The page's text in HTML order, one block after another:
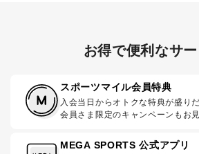
お得で便利なサ
スポーツマイル会員特典
入会当日からオトクな特典が盛り
会員さま限定のキャンペーンもお
MEGA SPORTS 公式アプリ